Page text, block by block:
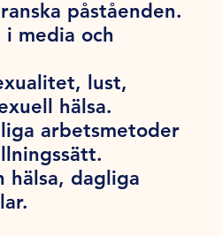
påståenden.
media och
lust,
hälsa.
arbetsmetoder
hälsa, dagliga